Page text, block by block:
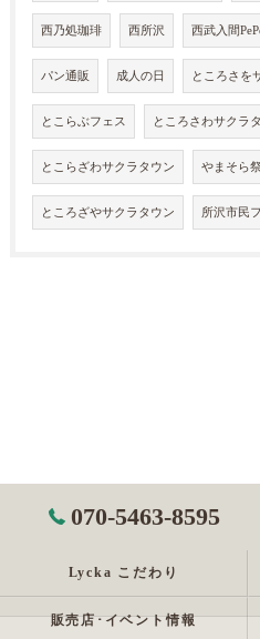
西乃処珈琲 西所沢 西武入間
パン通販 成人の日 ところさを
とこらぶフェス ところさわサクラ
とこらざわサクラタウン やまそら
ところざやサクラタウン 所沢市民
070-5463-8595
Lycka こだわり
販売店･イベント情報